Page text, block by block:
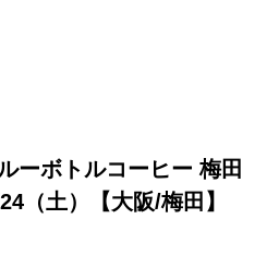
ーボトルコーヒー 梅田
（土）【大阪/梅田】